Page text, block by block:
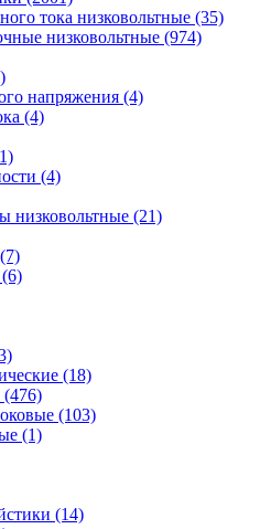
тока низковольтные (35)
низковольтные (974)
напряжения (4)
(4)
(4)
низковольтные (21)
(18)
(476)
(103)
(1)
(14)